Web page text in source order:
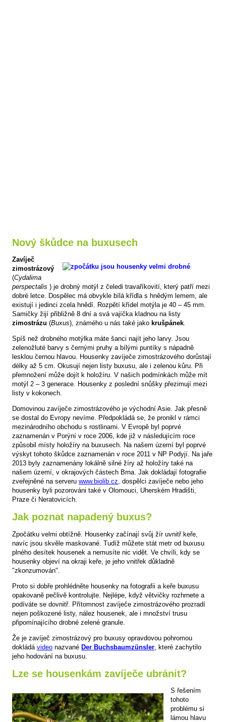
Nový škůdce na buxusech
Zavíječ
zimostrázový
(Cydalima
perspectalis ) je drobný motýl z čeledi travaříkovití, který patří mezi
dobré letce. Dospělec má obvykle bílá křídla s hnědým lemem, ale
existují i jedinci zcela hnědí. Rozpětí křídel motýla je 40 – 45 mm.
Samičky žijí přibližně 8 dní a svá vajíčka kladnou na listy
zimostrázu (Buxus), známého u nás také jako krušpánek.
Spíš než drobného motýlka máte šanci najít jeho larvy. Jsou
zelenožluté barvy s černými pruhy a bílými puntíky s nápadně
lesklou černou hlavou. Housenky zavíječe zimostrázového dorůstají
délky až 5 cm. Okusují nejen listy buxusu, ale i zelenou kůru. Při
přemnožení může dojít k holožíru. V našich podmínkách může mít
motýl 2 – 3 generace. Housenky z poslední snůšky přezimují mezi
listy v kokonech.
Domovinou zavíječe zimostrázového je východní Asie. Jak přesně
se dostal do Evropy nevíme. Předpokládá se, že pronikl v rámci
mezinárodního obchodu s rostlinami. V Evropě byl poprvé
zaznamenán v Porýní v roce 2006, kde již v následujícím roce
způsobil místy holožíry na buxusech. Na našem území byl poprvé
výskyt tohoto škůdce zaznamenán v roce 2011 v NP Podyjí. Na jaře
2013 byly zaznamenány lokálně silné žíry až holožíry také na
našem území, v okrajových částech Brna. Jak dokládají fotografie
zveřejněné na serveru www.biolib.cz, dospělci zavíječe nebo jeho
housenky byli pozorováni také v Olomouci, Uherském Hradišti,
Praze či Neratovicích.
Jak poznat napadený buxus?
Zpočátku velmi obtížně. Housenky začínají svůj žír uvnitř keře,
navíc jsou skvěle maskované. Tudíž můžete stát metr od buxusu
plného desítek housenek a nemusíte nic vidět. Ve chvíli, kdy se
housenky objeví na okraji keře, je jeho vnitřek důkladně
"zkonzumován".
Proto si dobře prohlédněte housenky na fotografii a keře buxusu
opakovaně pečlivě kontrolujte. Nejlépe, když větvičky rozhrnete a
podíváte se dovnitř. Přítomnost zavíječe zimostrázového prozradí
nejen poškozené listy, nález housenek, ale i množství trusu
připomínajícího drobné zelené granule.
Že je zavíječ zimostrázový pro buxusy opravdovou pohromou
dokládá video nazvané Der Buchsbaumzünsler , které zachytilo
jeho hodování na buxusu.
Lze se housenkám zavíječe ubránit?
S řešením
tohoto
problému si
lámou hlavu